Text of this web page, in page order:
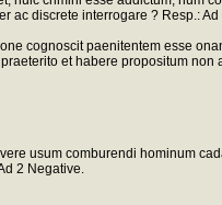
discrete interrogare ? Resp.:
cognoscit paenitentem esse
et habere propositum
usum comburendi hominum
2 Negative.